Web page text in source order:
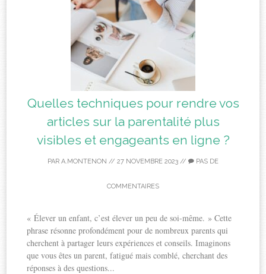
Quelles techniques pour rendre vos
articles sur la parentalité plus
visibles et engageants en ligne ?
PAR A.MONTENON // 27 NOVEMBRE 2023 // PAS DE
COMMENTAIRES
« Élever un enfant, c’est élever un peu de soi-même. » Cette
phrase résonne profondément pour de nombreux parents qui
cherchent à partager leurs expériences et conseils. Imaginons
que vous êtes un parent, fatigué mais comblé, cherchant des
réponses à des questions...